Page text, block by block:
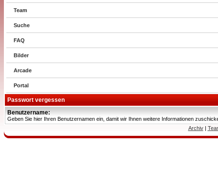
Team
Suche
FAQ
Bilder
Arcade
Portal
Passwort vergessen
Benutzername:
Geben Sie hier Ihren Benutzernamen ein, damit wir Ihnen weitere Informationen
Archiv|